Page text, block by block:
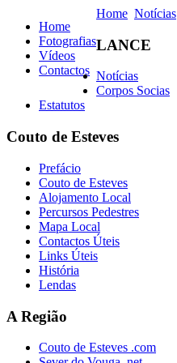
Home
Fotografias
Vídeos
Contactos
Home Notícias
LANCE
Notícias
Corpos Socias
Estatutos
Couto de Esteves
Prefácio
Couto de Esteves
Alojamento Local
Percursos Pedestres
Mapa Local
Contactos Úteis
Links Úteis
História
Lendas
A Região
Couto de Esteves .com